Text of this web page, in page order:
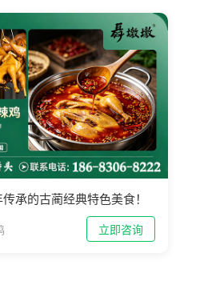
承的古蔺经典特色美食！
立即咨询